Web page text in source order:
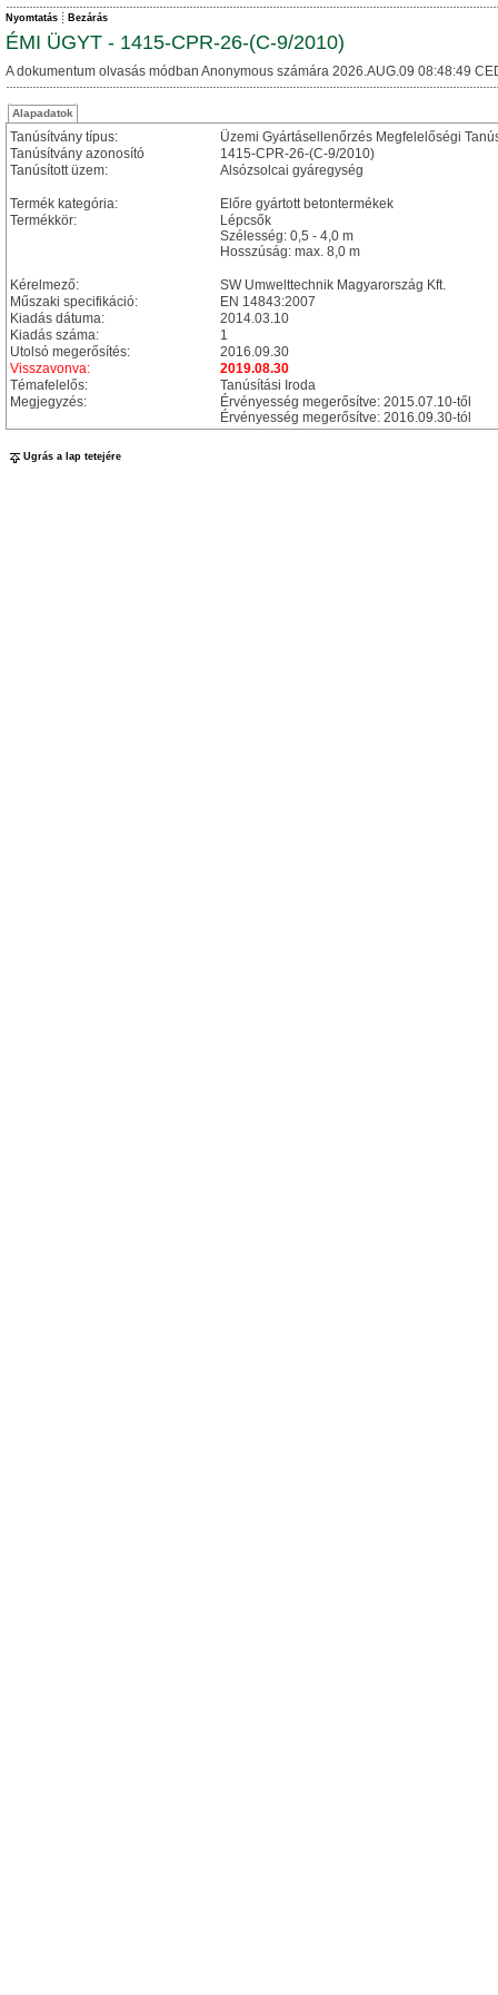
Nyomtatás Bezárás
ÉMI ÜGYT - 1415-CPR-26-(C-9/2010)
A dokumentum olvasás módban Anonymous számára 2026.AUG.09 08:48:49
Alapadatok
Tanúsítvány típus:
Üzemi Gyártásellenőrzés Megfelelőségi
Tanúsítvány azonosító
1415-CPR-26-(C-9/2010)
Tanúsított üzem:
Alsózsolcai gyáregység
Termék kategória:
Előre gyártott betontermékek
Termékkör:
Lépcsők
Szélesség: 0,5 - 4,0 m
Hosszúság: max. 8,0 m
Kérelmező:
SW Umwelttechnik Magyarország Kft.
Műszaki specifikáció:
EN 14843:2007
Kiadás dátuma:
2014.03.10
Kiadás száma:
1
Utolsó megerősítés:
2016.09.30
Visszavonva:
2019.08.30
Témafelelős:
Tanúsítási Iroda
Megjegyzés:
Érvényesség megerősítve: 2015.07.10-től
Érvényesség megerősítve: 2016.09.30-tól
Ugrás a lap tetejére